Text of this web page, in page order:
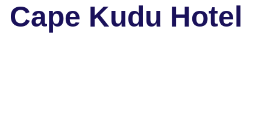
Cape Kudu Hotel